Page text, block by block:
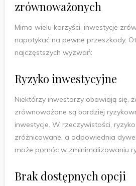
zrównoważonych
Mimo wielu korzyści, inwestycje
napotykać na pewne przeszkody.
najczęstszych wyzwań:
Ryzyko inwestycyjne
Niektórzy inwestorzy obawiają się,
zrównoważone są bardziej
inwestycje. W rzeczywistości,
zróżnicowane, a odpowiednia
może pomóc w zminimalizowaniu
Brak dostępnych opcji